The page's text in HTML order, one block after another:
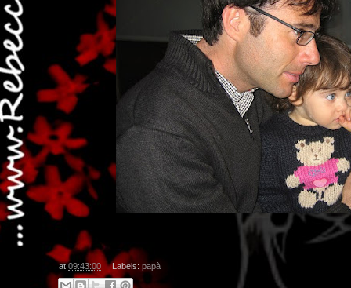
at09:43:00 Labels: papà